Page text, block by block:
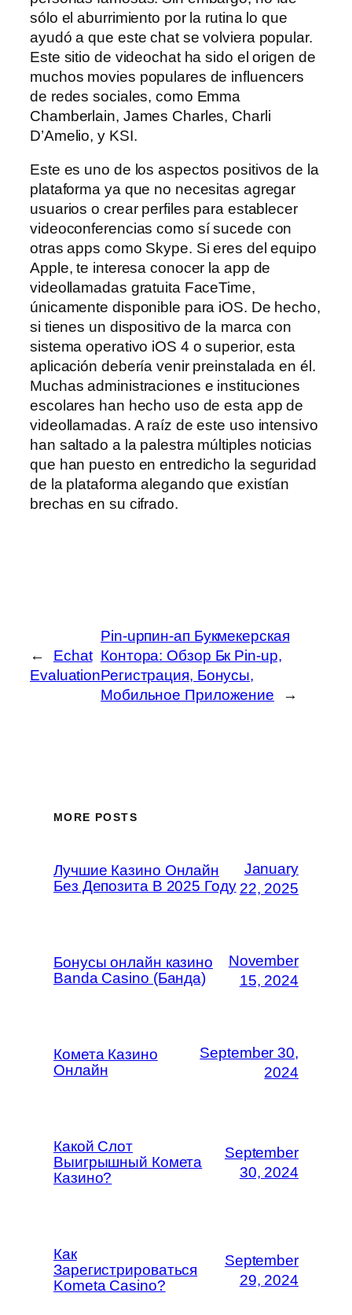
sólo el aburrimiento por la rutina lo que
ayudó a que este chat se volviera popular.
Este sitio de videochat ha sido el origen de
muchos movies populares de influencers
de redes sociales, como Emma
Chamberlain, James Charles, Charli
D’Amelio, y KSI.
Este es uno de los aspectos positivos de la
plataforma ya que no necesitas agregar
usuarios o crear perfiles para establecer
videoconferencias como sí sucede con
otras apps como Skype. Si eres del equipo
Apple, te interesa conocer la app de
videollamadas gratuita FaceTime,
únicamente disponible para iOS. De hecho,
si tienes un dispositivo de la marca con
sistema operativo iOS 4 o superior, esta
aplicación debería venir preinstalada en él.
Muchas administraciones e instituciones
escolares han hecho uso de esta app de
videollamadas. A raíz de este uso intensivo
han saltado a la palestra múltiples noticias
que han puesto en entredicho la seguridad
de la plataforma alegando que existían
brechas en su cifrado.
←
Echat
Evaluation
Pin-upпин-ап Букмекерская
Контора: Обзор Бк Pin-up,
Регистрация, Бонусы,
Мобильное Приложение
→
MORE POSTS
Лучшие Казино Онлайн
Без Депозита В 2025 Году
January
22, 2025
Бонусы онлайн казино
Banda Casino (Банда)
November
15, 2024
Комета Казино
Онлайн
September 30,
2024
Какой Слот
Выигрышный Комета
Казино?
September
30, 2024
Как
Зарегистрироваться
Kometa Casino?
September
29, 2024